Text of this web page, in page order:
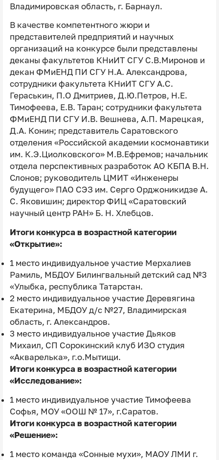
Владимировская область, г. Барнаул.
В качестве компетентного жюри и
представителей предприятий и научных
организаций на конкурсе были представлены
деканы факультетов КНиИТ СГУ С.В.Миронов и
декан ФМиЕНД ПИ СГУ Н.А. Александрова,
сотрудники факультета КНиИТ СГУ А.С.
Гераськин, П.О Дмитриев, Д.Ю.Петров, Н.Е.
Тимофеева, Е.В. Таран; сотрудники факультета
ФМиЕНД ПИ СГУ И.В. Вешнева, А.П. Марецкая,
Д.А. Конин; представитель Саратовского
отделения «Российской академии космонавтики
им. К.Э.Циолковского» М.В.Ефремов; начальник
отдела перспективных разработок АО КБПА В.Н.
Слонов; руководитель ЦМИТ «Инженеры
будущего» ПАО СЭЗ им. Серго Орджоникидзе А.
С. Яковишин; директор ФИЦ «Саратовский
научный центр РАН» Б. Н. Хлебцов.
Итоги конкурса в возрастной категории
«Открытие»:
1 место индивидуальное участие Мерхалиев
Рамиль, МБДОУ Билингвальный детский сад №3
«Улыбка, республика Татарстан.
2 место индивидуальное участие Деревягина
Екатерина, МБДОУ д/с №27, Владимирская
область, г. Александров.
3 место индивидуальное участие Дьяков
Михаил, СП Сорокинский клуб ИЗО студия
«Акварелька», г.о.Мытищи.
Итоги конкурса в возрастной категории
«Исследование»:
1 место индивидуальное участие Тимофеева
Софья, МОУ «ООШ № 17», г.Саратов.
Итоги конкурса в возрастной категории
«Решение»:
1 место команда «Сонные мухи», МАОУ ЛМИ г.